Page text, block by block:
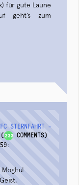
für gute Laune
geht’s zum
STERNFAHRT –
(233 COMMENTS)
: